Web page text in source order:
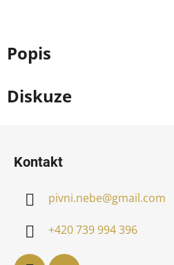
Popis
Diskuze
Kontakt
pivni.nebe@gmail.com
+420 739 994 396